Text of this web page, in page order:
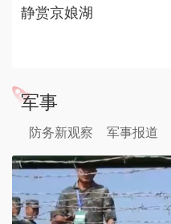
静赏京娘湖
军事
防务新观察 军事报道